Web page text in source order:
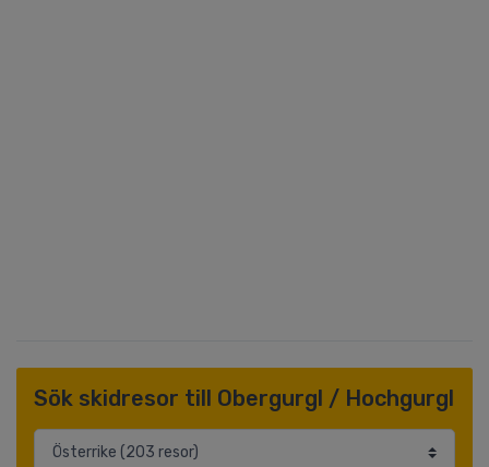
Sök skidresor till Obergurgl / Hochgurgl